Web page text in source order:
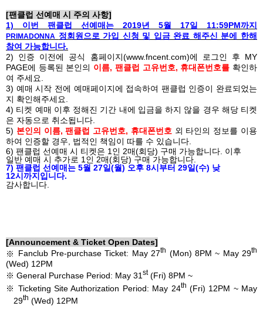
[팬클럽 선예매 시 주의 사항]
1) 이번 팬클럽 선예매는 2019년 5월 17일 11:59PM까지
PRIMADONNA 정회원으로 가입 신청 및 입금 완료 해주신 분에 한해
참여 가능합니다.
2) 인증 이전에 공식 홈페이지(www.fncent.com)에 로그인 후 MY
PAGE에 등록된 본인의 이름, 팬클럽 고유번호, 휴대폰번호를 확인하
여 주세요
3) 예매 시작 전에 예매페이지에 접속하여 팬클럽 인증이 완료되었는
지 확인해주세요
4) 티켓 예매 이후 정해진 기간 내에 입금을 하지 않을 경우 해당 티켓
은 자동으로 취소됩니다
5) 본인의 이름,팬클럽 고유번호, 휴대폰번호 외 타인의 정보를 이용
하여 인증할 경우
법적인 책임이 따를 수 있습니다
6) 팬클럽 선예매 시 티켓은 1 인 2매(회당) 구매 가능합니다 이후
일반 예매 시 추가로 1 인 2매(회당) 구매 가능합니다
7) 팬클럽 선예매는 5월 27일(월) 오후 8시부터 29일(수) 낮
12시까지입니다.
감사합니다
[Announcement & Ticket Open Dates]
※ Fanclub Pre-purchase Ticket: May 27th (Mon) 8PM ~ May 29th
(Wed) 12PM
※ General Purchase Period: May 31 st(Fri) 8PM ~
※ Ticketing Site Authorization Period: May 24th (Fri) 12PM ~ May
29th (Wed) 12PM